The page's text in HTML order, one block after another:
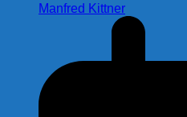
Manfred Kittner